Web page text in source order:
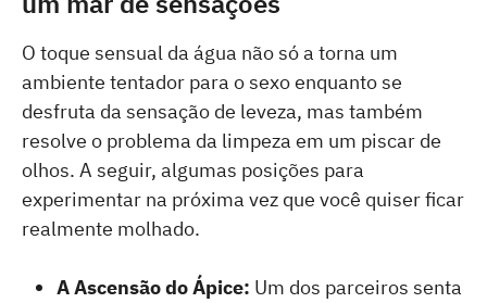
O toque sensual da água não só a torna um
ambiente tentador para o sexo enquanto se
desfruta da sensação de leveza, mas também
resolve o problema da limpeza em um piscar de
olhos. A seguir, algumas posições para
experimentar na próxima vez que você quiser ficar
realmente molhado.
A Ascensão do Ápice: Um dos parceiros senta